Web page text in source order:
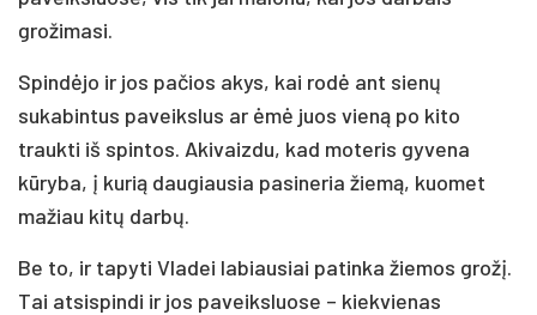
grožimasi.
Spindėjo ir jos pačios akys, kai rodė ant sienų
sukabintus paveikslus ar ėmė juos vieną po kito
traukti iš spintos. Akivaizdu, kad moteris gyvena
kūryba, į kurią daugiausia pasineria žiemą, kuomet
mažiau kitų darbų.
Be to, ir tapyti Vladei labiausiai patinka žiemos grožį.
Tai atsispindi ir jos paveiksluose – kiekvienas